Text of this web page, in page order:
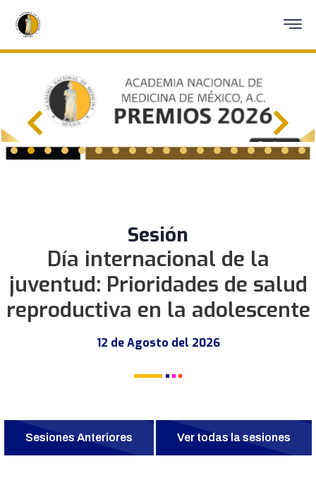
Sesión
Día internacional de la
juventud: Prioridades de salud
reproductiva en la adolescente
12 de Agosto del 2026
Sesiones Anteriores Ver todas la sesiones